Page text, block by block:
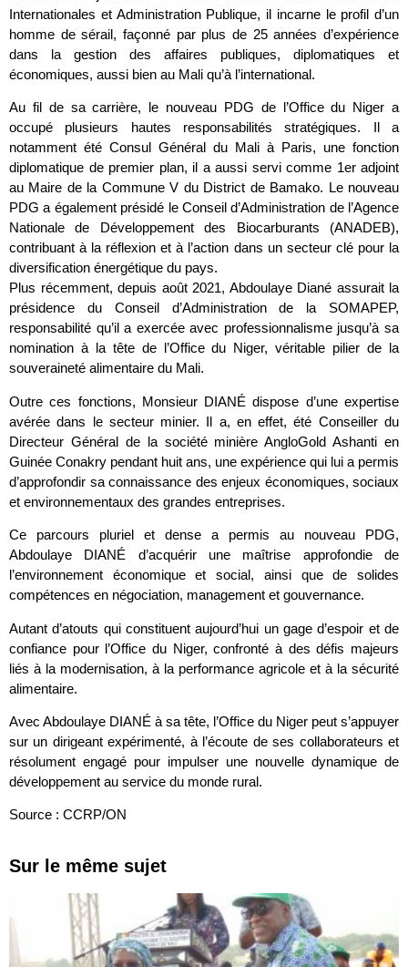
Internationales et Administration Publique, il incarne le profil d’un
homme de sérail, façonné par plus de 25 années d’expérience
dans la gestion des affaires publiques, diplomatiques et
économiques, aussi bien au Mali qu’à l’international.
Au fil de sa carrière, le nouveau PDG de l’Office du Niger a
occupé plusieurs hautes responsabilités stratégiques. Il a
notamment été Consul Général du Mali à Paris, une fonction
diplomatique de premier plan, il a aussi servi comme 1er adjoint
au Maire de la Commune V du District de Bamako. Le nouveau
PDG a également présidé le Conseil d’Administration de l’Agence
Nationale de Développement des Biocarburants (ANADEB),
contribuant à la réflexion et à l’action dans un secteur clé pour la
diversification énergétique du pays.
Plus récemment, depuis août 2021, Abdoulaye Diané assurait la
présidence du Conseil d’Administration de la SOMAPEP,
responsabilité qu’il a exercée avec professionnalisme jusqu’à sa
nomination à la tête de l’Office du Niger, véritable pilier de la
souveraineté alimentaire du Mali.
Outre ces fonctions, Monsieur DIANÉ dispose d’une expertise
avérée dans le secteur minier. Il a, en effet, été Conseiller du
Directeur Général de la société minière AngloGold Ashanti en
Guinée Conakry pendant huit ans, une expérience qui lui a permis
d’approfondir sa connaissance des enjeux économiques, sociaux
et environnementaux des grandes entreprises.
Ce parcours pluriel et dense a permis au nouveau PDG,
Abdoulaye DIANÉ d’acquérir une maîtrise approfondie de
l’environnement économique et social, ainsi que de solides
compétences en négociation, management et gouvernance.
Autant d’atouts qui constituent aujourd’hui un gage d’espoir et de
confiance pour l’Office du Niger, confronté à des défis majeurs
liés à la modernisation, à la performance agricole et à la sécurité
alimentaire.
Avec Abdoulaye DIANÉ à sa tête, l’Office du Niger peut s’appuyer
sur un dirigeant expérimenté, à l’écoute de ses collaborateurs et
résolument engagé pour impulser une nouvelle dynamique de
développement au service du monde rural.
Source : CCRP/ON
Sur le même sujet